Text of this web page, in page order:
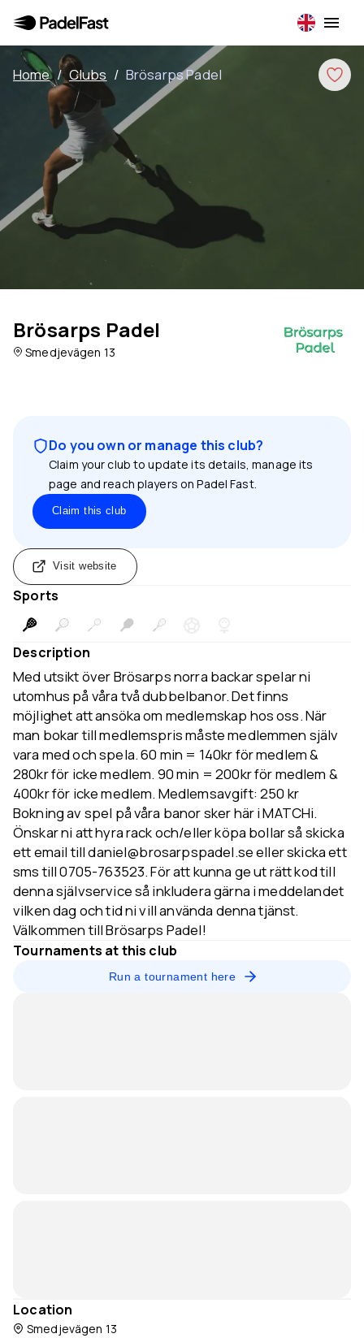
Home / Clubs / Brösarps Padel
Brösarps Padel
Smedjevägen 13
Do you own or manage this club?
Claim your club to update its details, manage its
page and reach players on Padel Fast.
Claim this club
Visit website
Sports
Description
Med utsikt över Brösarps norra backar spelar ni
utomhus på våra två dubbelbanor. Det finns
möjlighet att ansöka om medlemskap hos oss. När
man bokar till medlemspris måste medlemmen själv
vara med och spela. 60 min = 140kr för medlem &
280kr för icke medlem. 90 min = 200kr för medlem &
400kr för icke medlem. Medlemsavgift: 250 kr
Bokning av spel på våra banor sker här i MATCHi.
Önskar ni att hyra rack och/eller köpa bollar så skicka
ett email till daniel@brosarpspadel.se eller skicka ett
sms till 0705-763523. För att kunna ge ut rätt kod till
denna självservice så inkludera gärna i meddelandet
vilken dag och tid ni vill använda denna tjänst.
Välkommen till Brösarps Padel!
Tournaments at this club
Run a tournament here
Location
Smedjevägen 13